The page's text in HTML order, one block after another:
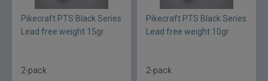
Pikecraft PTS Black Series
Lead free weight 15gr
2-pack
Pikecraft PTS Black Series
Lead free weight 10gr
2-pack